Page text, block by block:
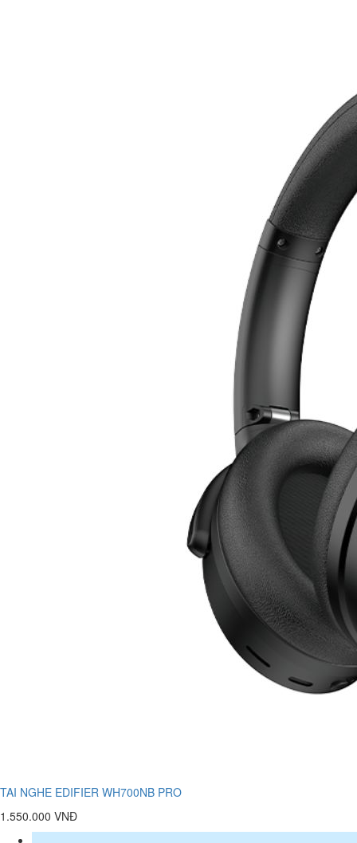
TAI NGHE EDIFIER WH700NB PRO
1.550.000 VNĐ